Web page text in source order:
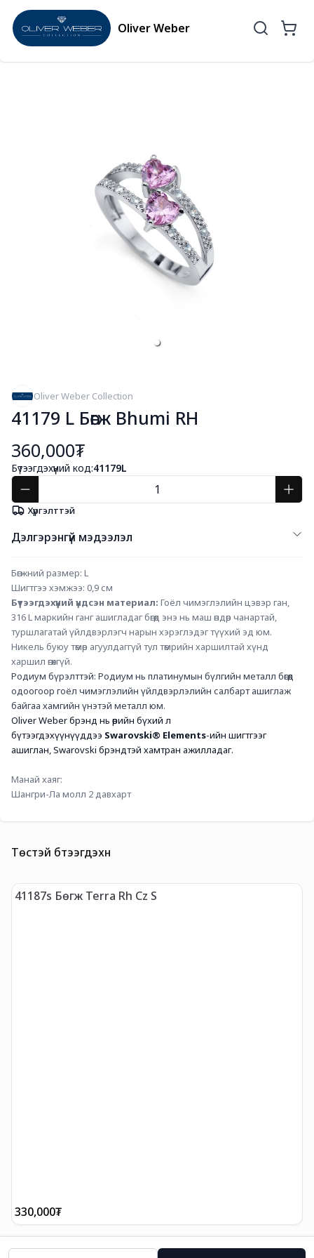
Oliver Weber
Oliver Weber Collection
41179 L Бөгж Bhumi RH
360,000₮
Бүтээгдэхүүний код:41179L
Хүргэлттэй
Дэлгэрэнгүй мэдээлэл
Бөгжний размер: L
Шигтгээ хэмжээ: 0,9 см
Бүтээгдэхүүний үндсэн материал: Гоёл чимэглэлийн цэвэр ган,
316 L маркийн ганг ашигладаг бөгөөд энэ нь маш өндөр чанартай,
туршлагатай үйлдвэрлэгч нарын хэрэглэдэг түүхий эд юм.
Никель буюу төмөр агуулдаггүй тул төмрийн харшилтай хүнд
харшил өгөхгүй.
Родиум бүрэлттэй: Родиум нь платинумын бүлгийн металл бөгөөд
одоогоор гоёл чимэглэлийн үйлдвэрлэлийн салбарт ашиглаж
байгаа хамгийн үнэтэй металл юм.
Oliver Weber брэнд нь өөрийн бүхий л
бүтээгдэхүүнүүддээ Swarovski® Elements-ийн шигтгээг
ашиглан, Swarovski брэндтэй хамтран ажилладаг.
Манай хаяг:
Шангри-Ла молл 2 давхарт
Төстэй бүтээгдэхүүн
41187s Бөгж Terra Rh Cz S
330,000₮